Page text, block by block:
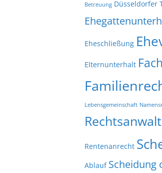
Betreuung Düsseldorfer
Eheschließung
Elternunterhalt
Lebensgemeinschaft
Rechtsanwalt
Rentenanrecht
Ablauf Scheidung